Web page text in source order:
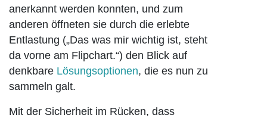
anerkannt werden konnten, und zum
anderen öffneten sie durch die erlebte
Entlastung („Das was mir wichtig ist, steht
da vorne am Flipchart.“) den Blick auf
denkbare Lösungsoptionen, die es nun zu
sammeln galt.
Mit der Sicherheit im Rücken, dass